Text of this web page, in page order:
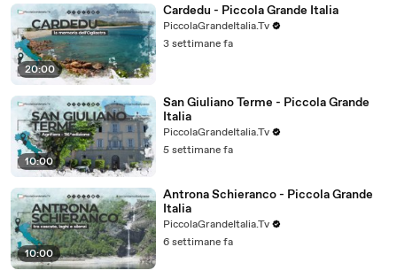
20:00
Cardedu - Piccola Grande Italia
PiccolaGrandeItalia.Tv
3 settimane fa
10:00
San Giuliano Terme - Piccola Grande
Italia
PiccolaGrandeItalia.Tv
5 settimane fa
10:00
Antrona Schieranco - Piccola Grande
Italia
PiccolaGrandeItalia.Tv
6 settimane fa